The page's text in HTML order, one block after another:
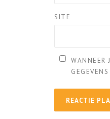
SITE
WANNEER